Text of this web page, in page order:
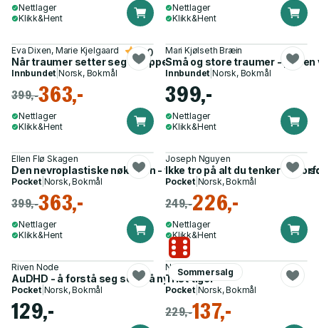
Nettlager
Klikk&Hent
Nettlager
Klikk&Hent
Eva Dixen, Marie Kjelgaard
Når traumer setter seg i kroppen - øvelser for å riste deg fri
5.0
Innbundet |Norsk, Bokmål
399,-363,-
Nettlager
Klikk&Hent
Mari Kjølseth Bræin
Små og store traumer - prisen
Innbundet |Norsk, Bokmål
399,-
Nettlager
Klikk&Hent
Ellen Flø Skagen
Den nevroplastiske nøkkelen - ved uforklarte fysiske plager
Pocket| Norsk, Bokmål
399,-363,-
Nettlager
Klikk&Hent
Joseph Nguyen
Ikke tro på alt du tenker -
Pocket| Norsk, Bokmål
249,-226,-
Nettlager
Klikk&Hent
Riven Node
AuDHD - å forstå seg selv på nytt
Pocket| Norsk, Bokmål
129,-
Sommersalg
Neige Sinno
Trist tiger
Pocket| Norsk, Bokmål
229,-137,-